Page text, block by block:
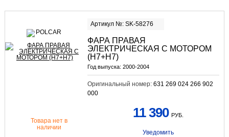
Артикул №: SK-58276
ФАРА ПРАВАЯ
ЭЛЕКТРИЧЕСКАЯ С МОТОРОМ
(H7+H7)
Год выпуска: 2000-2004
Оригинальный номер: 631 269 024 266 902
000
Товара нет в
наличии
11 390 РУБ.
Уведомить